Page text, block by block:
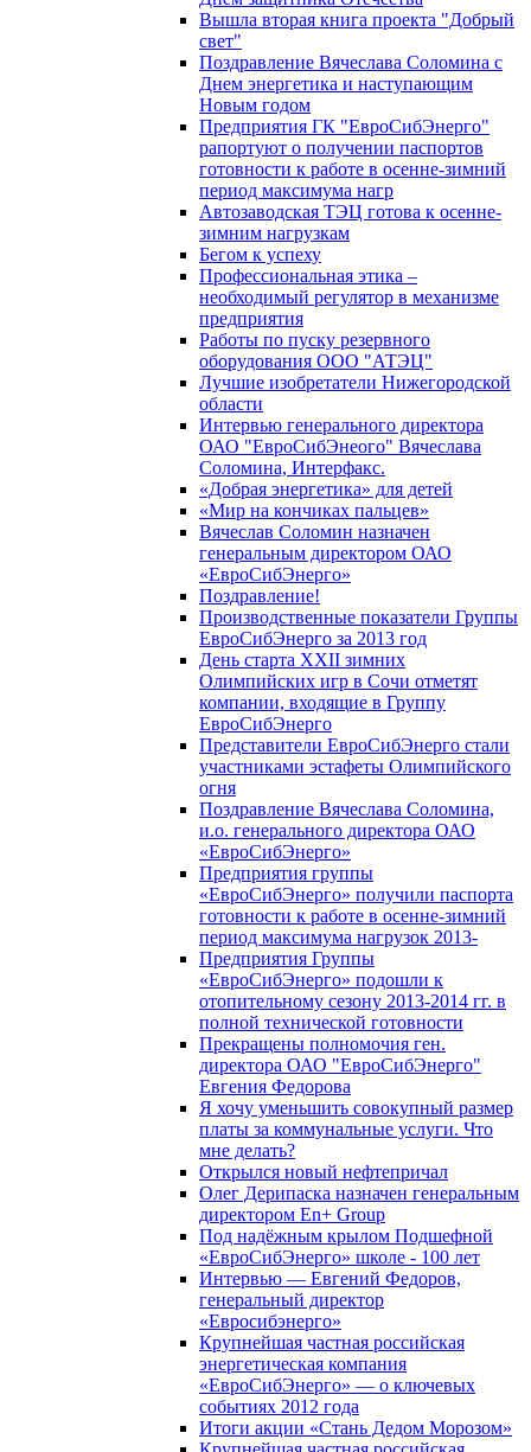
Вышла вторая книга проекта "Добрый
свет"
Поздравление Вячеслава Соломина с
Днем энергетика и наступающим
Новым годом
Предприятия ГК "ЕвроСибЭнерго"
рапортуют о получении паспортов
готовности к работе в осенне-зимний
период максимума нагр
Автозаводская ТЭЦ готова к осенне-
зимним нагрузкам
Бегом к успеху
Профессиональная этика –
необходимый регулятор в механизме
предприятия
Работы по пуску резервного
оборудования ООО "АТЭЦ"
Лучшие изобретатели Нижегородской
области
Интервью генерального директора
ОАО "ЕвроСибЭнеого" Вячеслава
Соломина, Интерфакс.
«Добрая энергетика» для детей
«Мир на кончиках пальцев»
Вячеслав Соломин назначен
генеральным директором ОАО
«ЕвроСибЭнерго»
Поздравление!
Производственные показатели Группы
ЕвроСибЭнерго за 2013 год
День старта XXII зимних
Олимпийских игр в Сочи отметят
компании, входящие в Группу
ЕвроСибЭнерго
Представители ЕвроСибЭнерго стали
участниками эстафеты Олимпийского
огня
Поздравление Вячеслава Соломина,
и.о. генерального директора ОАО
«ЕвроСибЭнерго»
Предприятия группы
«ЕвроСибЭнерго» получили паспорта
готовности к работе в осенне-зимний
период максимума нагрузок 2013-
Предприятия Группы
«ЕвроСибЭнерго» подошли к
отопительному сезону 2013-2014 гг. в
полной технической готовности
Прекращены полномочия ген.
директора ОАО "ЕвроСибЭнерго"
Евгения Федорова
Я хочу уменьшить совокупный размер
платы за коммунальные услуги. Что
мне делать?
Открылся новый нефтепричал
Олег Дерипаска назначен генеральным
директором En+ Group
Под надёжным крылом Подшефной
«ЕвроСибЭнерго» школе - 100 лет
Интервью — Евгений Федоров,
генеральный директор
«Евросибэнерго»
Крупнейшая частная российская
энергетическая компания
«ЕвроСибЭнерго» — о ключевых
событиях 2012 года
Итоги акции «Стань Дедом Морозом»